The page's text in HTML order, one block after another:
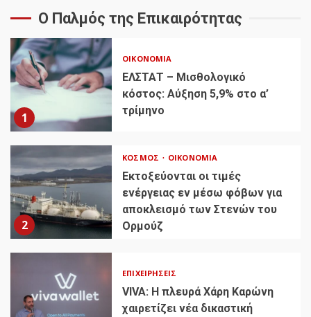
Ο Παλμός της Επικαιρότητας
1
ΟΙΚΟΝΟΜΊΑ
ΕΛΣΤΑΤ – Μισθολογικό
κόστος: Αύξηση 5,9% στο α’
τρίμηνο
2
ΚΌΣΜΟΣ ΟΙΚΟΝΟΜΊΑ
Εκτοξεύονται οι τιμές
ενέργειας εν μέσω φόβων για
αποκλεισμό των Στενών του
Ορμούζ
ΕΠΙΧΕΙΡΉΣΕΙΣ
VIVA: Η πλευρά Χάρη Καρώνη
χαιρετίζει νέα δικαστική